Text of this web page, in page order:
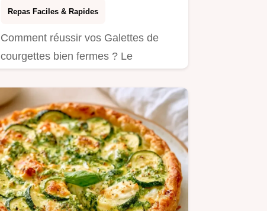
Repas Faciles & Rapides
Comment réussir vos Galettes de
courgettes bien fermes ? Le